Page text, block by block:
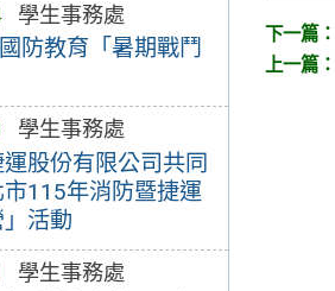
學生事務處
防教育「暑期戰鬥
學生事務處
股份有限公司共同
115年消防暨捷運
活動
學生事務處